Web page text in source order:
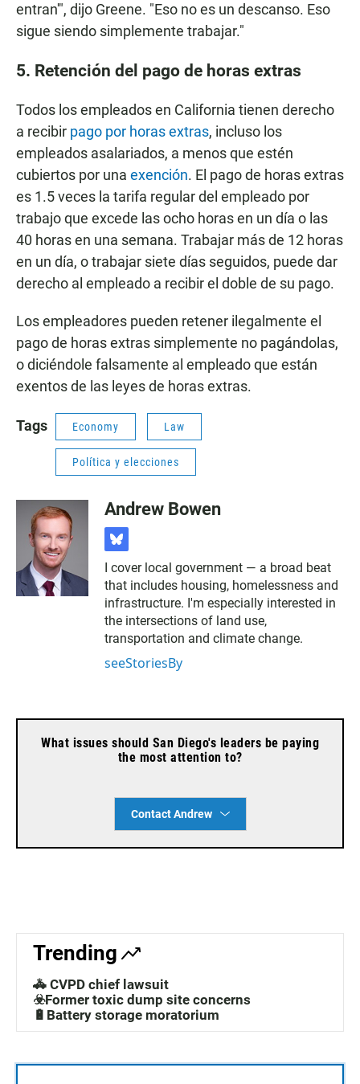
entran'", dijo Greene. "Eso no es un descanso. Eso
sigue siendo simplemente trabajar."
5. Retención del pago de horas extras
Todos los empleados en California tienen derecho
a recibir pago por horas extras, incluso los
empleados asalariados, a menos que estén
cubiertos por una exención. El pago de horas extras
es 1.5 veces la tarifa regular del empleado por
trabajo que excede las ocho horas en un día o las
40 horas en una semana. Trabajar más de 12 horas
en un día, o trabajar siete días seguidos, puede dar
derecho al empleado a recibir el doble de su pago.
Los empleadores pueden retener ilegalmente el
pago de horas extras simplemente no pagándolas,
o diciéndole falsamente al empleado que están
exentos de las leyes de horas extras.
Tags Economy Law
Política y elecciones
Andrew Bowen
b
u
e
s
k
y
I cover local government — a broad beat
that includes housing, homelessness and
infrastructure. I'm especially interested in
the intersections of land use,
transportation and climate change.
seeStoriesBy
What issues should San Diego's leaders be paying
the most attention to?
Contact Andrew
Trending
🚓 CVPD chief lawsuit
☣️Former toxic dump site concerns
🔋Battery storage moratorium